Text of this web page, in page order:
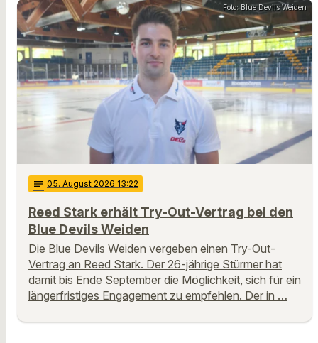
Foto: Blue Devils Weiden
notes 05. August 2026 13:22
Reed Stark erhält Try-Out-Vertrag bei den
Blue Devils Weiden
Die Blue Devils Weiden vergeben einen Try-Out-
Vertrag an Reed Stark. Der 26-jährige Stürmer hat
damit bis Ende September die Möglichkeit, sich für ein
längerfristiges Engagement zu empfehlen. Der in …